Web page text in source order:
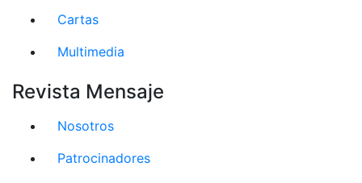
Cartas
Multimedia
Revista Mensaje
Nosotros
Patrocinadores